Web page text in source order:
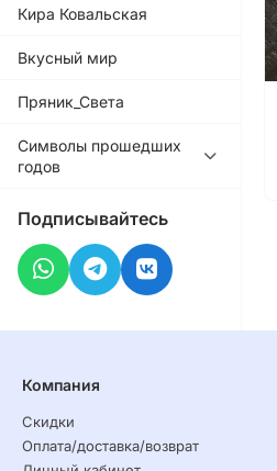
Кира Ковальская
Вкусный мир
Пряник_Света
Символы прошедших
годов
Подписывайтесь
Компания
Скидки
Оплата/доставка/возврат